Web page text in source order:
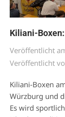
Kiliani-
Veröffentlicht
Veröffentlicht
Kiliani-Boxen
Würzburg und
Es wird